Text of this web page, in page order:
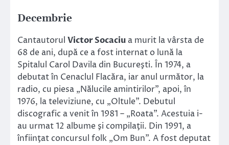
Decembrie
Cantautorul Victor Socaciu a murit la vârsta de
68 de ani, după ce a fost internat o lună la
Spitalul Carol Davila din Bucureşti. În 1974, a
debutat în Cenaclul Flacăra, iar anul următor, la
radio, cu piesa „Nălucile amintirilor”, apoi, în
1976, la televiziune, cu „Oltule”. Debutul
discografic a venit în 1981 – „Roata”. Acestuia i-
au urmat 12 albume şi compilaţii. Din 1991, a
înfiinţat concursul folk „Om Bun”. A fost deputat